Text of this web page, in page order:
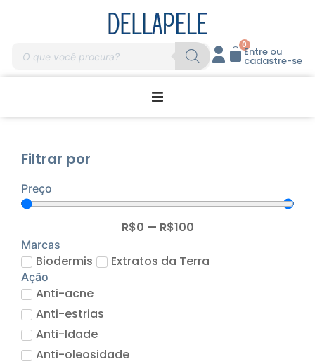
0
Entre ou
cadastre-se
Home Care
Massagem
Profissionais
Marcas
Acessórios
Produtos Descartáveis
Filtrar por
Preço
R$0 — R$100
Marcas
Biodermis Extratos da Terra
Ação
Anti-acne
Anti-estrias
Anti-Idade
Anti-oleosidade